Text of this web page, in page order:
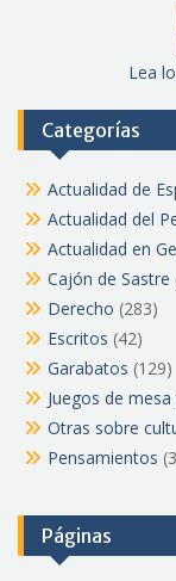
Lea
Categorías
Actualidad de
Actualidad del
Actualidad en
Cajón de Sastre
Derecho (283)
Escritos (42)
Garabatos (129)
Juegos de
Otras sobre
Pensamientos
Páginas